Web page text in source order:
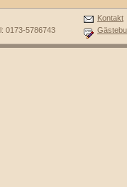
0173-5786743
Kontakt